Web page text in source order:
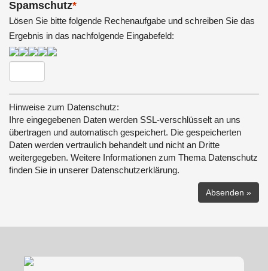
Spamschutz*
Lösen Sie bitte folgende Rechenaufgabe und schreiben Sie das
Ergebnis in das nachfolgende Eingabefeld:
Hinweise zum Datenschutz:
Ihre eingegebenen Daten werden SSL-verschlüsselt an uns
übertragen und automatisch gespeichert. Die gespeicherten
Daten werden vertraulich behandelt und nicht an Dritte
weitergegeben. Weitere Informationen zum Thema Datenschutz
finden Sie in unserer Datenschutzerklärung.